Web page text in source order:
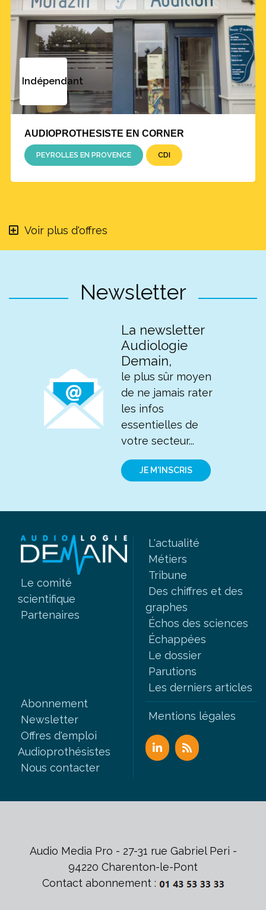
Indépendant
AUDIOPROTHESISTE EN CORNER
PEYROLLES EN PROVENCE CDI
Voir plus d'offres
Newsletter
La newsletter
Audiologie
Demain,
le plus sûr moyen
de ne jamais rater
les infos
essentielles de
votre secteur...
JE M'INSCRIS
Le comité
scientifique
Partenaires
L'actualité
Métiers
Tribune
Des chiffres et des
graphes
Échos des sciences
Échappées
Le dossier
Parutions
Les derniers articles
Abonnement
Newsletter
Offres d'emploi
Audioprothésistes
Nous contacter
Mentions légales
Audio Media Pro - 27-31 rue Gabriel Peri -
94220 Charenton-le-Pont
Contact abonnement :